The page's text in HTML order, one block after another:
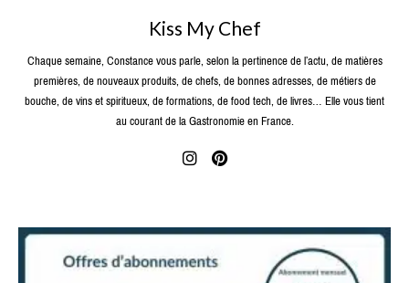
Kiss My Chef
Chaque semaine, Constance vous parle, selon la pertinence de l’actu, de matières
premières, de nouveaux produits, de chefs, de bonnes adresses, de métiers de
bouche, de vins et spiritueux, de formations, de food tech, de livres… Elle vous tient
au courant de la Gastronomie en France.